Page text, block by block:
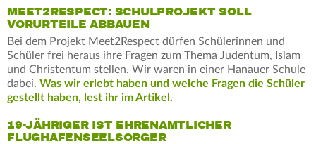
MEET2RESPECT: SCHULPROJEKT SOLL
VORURTEILE ABBAUEN
Bei dem Projekt Meet2Respect dürfen Schülerinnen und
Schüler frei heraus ihre Fragen zum Thema Judentum, Islam
und Christentum stellen. Wir waren in einer Hanauer Schule
dabei. Was wir erlebt haben und welche Fragen die Schüler
gestellt haben, lest ihr im Artikel.
19-JÄHRIGER IST EHRENAMTLICHER
FLUGHAFENSEELSORGER